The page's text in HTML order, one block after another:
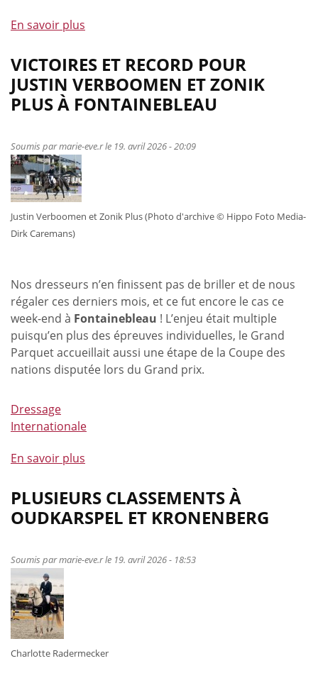
En savoir plus
de
Nos
jeunes
cavaliers
en
individuel
VICTOIRES ET RECORD POUR
JUSTIN VERBOOMEN ET ZONIK
PLUS À FONTAINEBLEAU
Soumis parmarie-eve.rle 19. avril 2026 - 20:09
Justin Verboomen et Zonik Plus (Photo d'archive © Hippo Foto Media-
Dirk Caremans)
Nos dresseurs n’en finissent pas de briller et de nous
régaler ces derniers mois, et ce fut encore le cas ce
week-end à Fontainebleau ! L’enjeu était multiple
puisqu’en plus des épreuves individuelles, le Grand
Parquet accueillait aussi une étape de la Coupe des
nations disputée lors du Grand prix.
Dressage
Internationale
En savoir plus
de
Victoires
et
pour
PLUSIEURS CLASSEMENTS À
OUDKARSPEL ET KRONENBERG
Soumis parmarie-eve.rle 19. avril 2026 - 18:53
Charlotte Radermecker